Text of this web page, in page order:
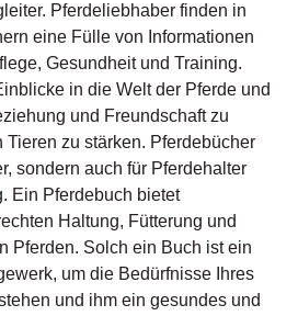
Pferdeliebhaber finden in
eine Fülle von Informationen
Gesundheit und Training.
in die Welt der Pferde und
und Freundschaft zu
zu stärken. Pferdebücher
sondern auch für Pferdehalter
Ein Pferdebuch bietet
Haltung, Fütterung und
Pferden. Solch ein Buch ist ein
um die Bedürfnisse Ihres
und ihm ein gesundes und